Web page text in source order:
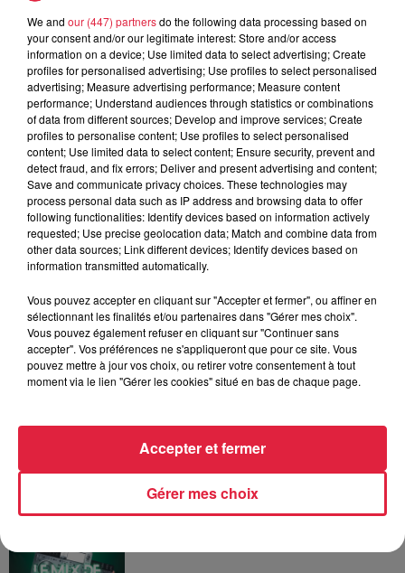
5 août 2026
Europa-Park : des précisons sur
l’après Euro-Mir
Dans la même série
Le Mix de Nono #167
Le Mix de Nono #166
Le Mix de Nono #165
We and our (447) partnersdo the following data processing based on
your consent and/or our legitimate interest: Store and/or access
information on a device; Use limited data to select advertising; Create
profiles for personalised advertising; Use profiles to select personalised
advertising; Measure advertising performance; Measure content
performance; Understand audiences through statistics or combinations
of data from different sources; Develop and improve services; Create
profiles to personalise content; Use profiles to select personalised
content; Use limited data to select content; Ensure security, prevent and
detect fraud, and fix errors; Deliver and present advertising and content;
Save and communicate privacy choices. These technologies may
process personal data such as IP address and browsing data to offer
following functionalities: Identify devices based on information actively
requested; Use precise geolocation data; Match and combine data from
other data sources; Link different devices; Identify devices based on
information transmitted automatically.
Vous pouvez accepter en cliquant sur "Accepter et fermer", ou affiner en
sélectionnant les finalités et/ou partenaires dans "Gérer mes choix".
Vous pouvez également refuser en cliquant sur "Continuer sans
accepter". Vos préférences ne s'appliqueront que pour ce site. Vous
pouvez mettre à jour vos choix, ou retirer votre consentement à tout
moment via le lien "Gérer les cookies" situé en bas de chaque page.
Gérer mes choix
Accepter et fermer